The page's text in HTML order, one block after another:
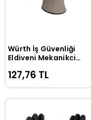
Sepete Ekle
Würth İş Güvenliği
Eldiveni Mekanikçi
127,76 TL